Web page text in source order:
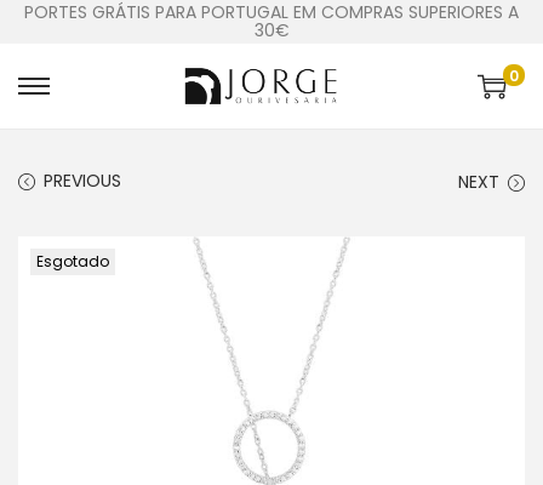
PORTES GRÁTIS PARA PORTUGAL EM COMPRAS SUPERIORES A
30€
0
PREVIOUS NEXT
Esgotado